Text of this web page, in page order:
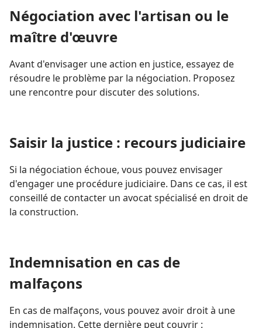
Négociation avec l'artisan ou le
maître d'œuvre
Avant d'envisager une action en justice, essayez de
résoudre le problème par la négociation. Proposez
une rencontre pour discuter des solutions.
Saisir la justice : recours judiciaire
Si la négociation échoue, vous pouvez envisager
d'engager une procédure judiciaire. Dans ce cas, il est
conseillé de contacter un avocat spécialisé en droit de
la construction.
Indemnisation en cas de
malfaçons
En cas de malfaçons, vous pouvez avoir droit à une
indemnisation. Cette dernière peut couvrir :